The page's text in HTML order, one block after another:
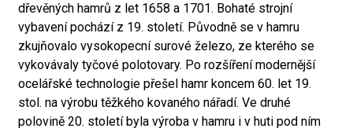
dřevěných hamrů z let 1658 a 1701. Bohaté strojní
vybavení pochází z 19. století. Původně se v hamru
zkujňovalo vysokopecní surové železo, ze kterého se
vykovávaly tyčové polotovary. Po rozšíření modernější
ocelářské technologie přešel hamr koncem 60. let 19.
stol. na výrobu těžkého kovaného nářadí. Ve druhé
polovině 20. století byla výroba v hamru i v huti pod ním